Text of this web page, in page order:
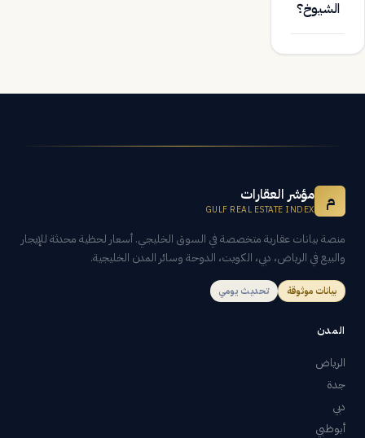
الشيوخ؟
م مؤشر العقارات
GULF REAL ESTATE INDEX
منصة بيانات عقارية متخصصة في السوق الخليجي. أسعار لحظية محدثة للإيجار
والبيع في الرياض، دبي، الكويت، الدوحة وسائر المدن الخليجية.
بيانات موثوقة تحديث يومي
المدن
الرياض
جدة
دبي
أبوظبي